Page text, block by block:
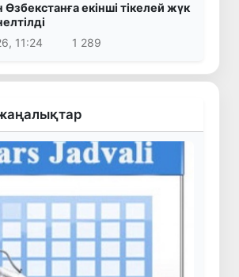
Өзбекстанға екінші тікелей жүк
11:24
1 289